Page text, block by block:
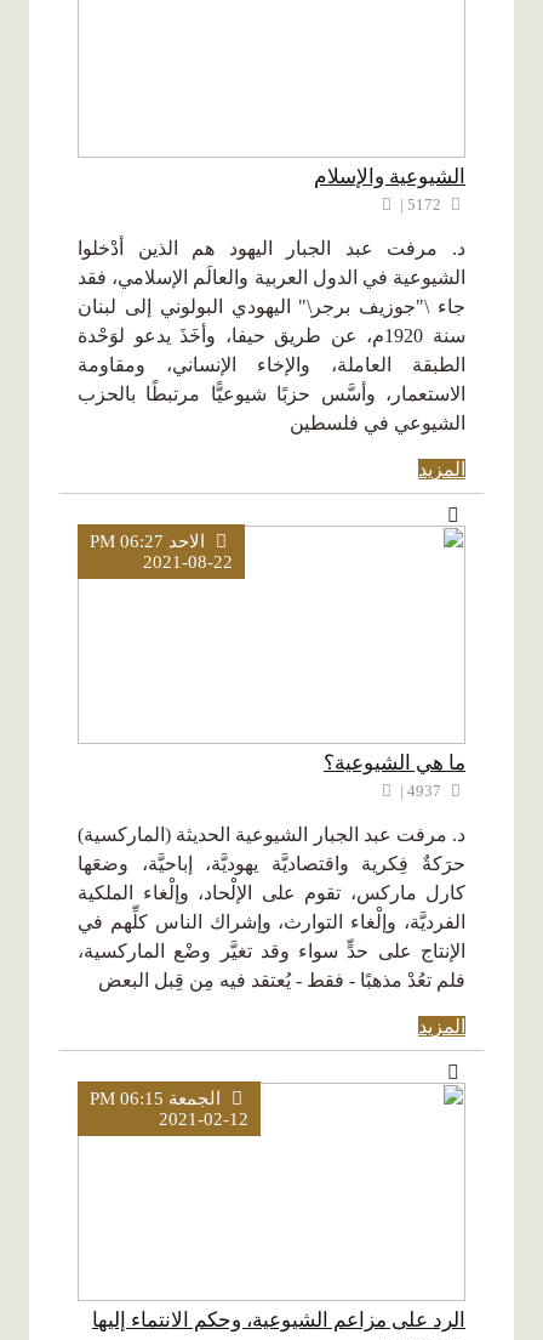
الشيوعية والإسلام
د. مرفت عبد الجبار اليهود هم الذين أدْخلوا
الشيوعية في الدول العربية والعالَم الإسلامي، فقد
جاء \"جوزيف برجر\" اليهودي البولوني إلى لبنان
سنة 1920م، عن طريق حيفا، وأخَذَ يدعو لوَحْدة
الطبقة العاملة، والإخاء الإنساني، ومقاومة
الاستعمار، وأسَّس حزبًا شيوعيًّا مرتبطًا بالحزب
الشيوعي في فلسطين
المزيد
الاحد PM 06:27
2021-08-22
ما هي الشيوعية؟
د. مرفت عبد الجبار الشيوعية الحديثة (الماركسية)
حرَكةٌ فِكرية واقتصاديَّة يهوديَّة، إباحيَّة، وضعَها
كارل ماركس، تقوم على الإلْحاد، وإلْغاء الملكية
الفرديَّة، وإلْغاء التوارث، وإشراك الناس كلِّهم في
الإنتاج على حدٍّ سواء وقد تغيَّر وضْع الماركسية،
فلم تعُدْ مذهبًا - فقط - يُعتقد فيه مِن قِبل البعض
المزيد
الجمعة PM 06:15
2021-02-12
الرد على مزاعم الشيوعية، وحكم الانتماء إليها